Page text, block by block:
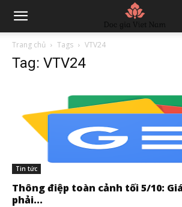
Trang chủ Tags VTV24
Tag: VTV24
Tin tức
Thông điệp toàn cảnh tối 5/10:
phải...